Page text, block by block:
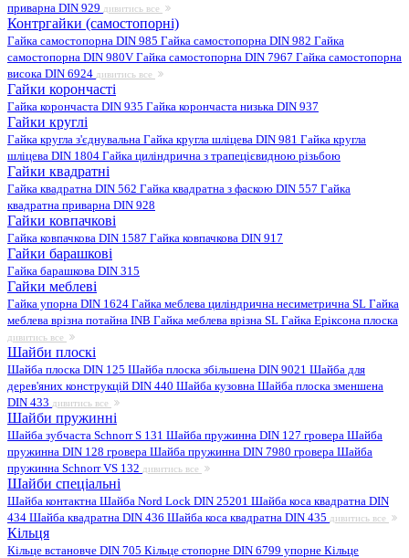
приварна DIN 929 дивитись все
Контргайки (самостопорні)
Гайка самостопорна DIN 985 Гайка самостопорна DIN 982 Гайка
самостопорна DIN 980V Гайка самостопорна DIN 7967 Гайка самостопорна
висока DIN 6924 дивитись все
Гайки корончасті
Гайка корончаста DIN 935 Гайка корончаста низька DIN 937
Гайки круглі
Гайка кругла з'єднувальна Гайка кругла шліцева DIN 981 Гайка кругла
шліцева DIN 1804 Гайка циліндрична з трапецієвидною різьбою
Гайки квадратні
Гайка квадратна DIN 562 Гайка квадратна з фаскою DIN 557 Гайка
квадратна приварна DIN 928
Гайки ковпачкові
Гайка ковпачкова DIN 1587 Гайка ковпачкова DIN 917
Гайки барашкові
Гайка барашкова DIN 315
Гайки меблеві
Гайка упорна DIN 1624 Гайка меблева циліндрична несиметрична SL Гайка
меблева врізна потайна INB Гайка меблева врізна SL Гайка Еріксона плоска
дивитись все
Шайби плоскі
Шайба плоска DIN 125 Шайба плоска збільшена DIN 9021 Шайба для
дерев'яних конструкцій DIN 440 Шайба кузовна Шайба плоска зменшена
DIN 433 дивитись все
Шайби пружинні
Шайба зубчаста Schnorr S 131 Шайба пружинна DIN 127 гровера Шайба
пружинна DIN 128 гровера Шайба пружинна DIN 7980 гровера Шайба
пружинна Schnorr VS 132 дивитись все
Шайби спеціальні
Шайба контактна Шайба Nord Lock DIN 25201 Шайба коса квадратна DIN
434 Шайба квадратна DIN 436 Шайба коса квадратна DIN 435 дивитись все
Кільця
Кільце встановче DIN 705 Кільце стопорне DIN 6799 упорне Кільце